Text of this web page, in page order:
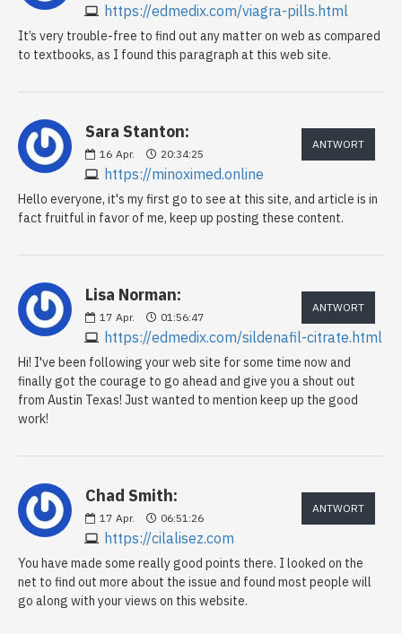
https://edmedix.com/viagra-pills.html
It’s very trouble-free to find out any matter on web as compared
to textbooks, as I found this paragraph at this web site.
Sara Stanton:
16 Apr. 20:34:25
https://minoximed.online
ANTWORT
Hello everyone, it's my first go to see at this site, and article is in
fact fruitful in favor of me, keep up posting these content.
Lisa Norman:
17 Apr. 01:56:47
https://edmedix.com/sildenafil-citrate.html
ANTWORT
Hi! I've been following your web site for some time now and
finally got the courage to go ahead and give you a shout out
from Austin Texas! Just wanted to mention keep up the good
work!
Chad Smith:
17 Apr. 06:51:26
https://cilalisez.com
ANTWORT
You have made some really good points there. I looked on the
net to find out more about the issue and found most people will
go along with your views on this website.